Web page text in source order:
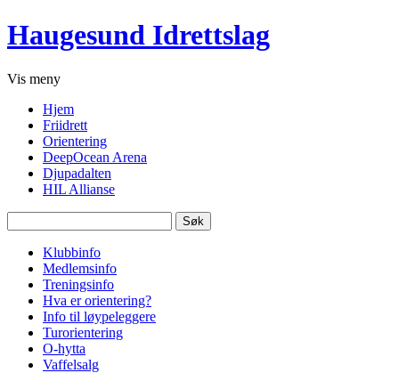
Haugesund Idrettslag
Vis meny
Hjem
Friidrett
Orientering
DeepOcean Arena
Djupadalten
HIL Allianse
etter:
Klubbinfo
Medlemsinfo
Treningsinfo
Hva er orientering?
Info til løypeleggere
Turorientering
O-hytta
Vaffelsalg